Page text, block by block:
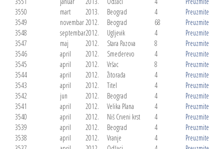
3550
mart 2013. Beograd 4
Preuzmite
3549
novembar2012. Beograd 68
Preuzmite
3548
septembar2012. Ugljevik 4
Preuzmite
3547
maj 2012. Stara Pazova 8
Preuzmite
3546
april 2012. Smederevo 4
Preuzmite
3545
april 2012. Vršac 8
Preuzmite
3544
april 2012. Žitorađa 4
Preuzmite
3543
april 2012. Titel 4
Preuzmite
3542
jun 2012. Beograd 4
Preuzmite
3541
april 2012. Velika Plana 4
Preuzmite
3540
april 2012. Niš Crveni krst 4
Preuzmite
3539
april 2012. Beograd 4
Preuzmite
3538
april 2012. Vranje 4
Preuzmite